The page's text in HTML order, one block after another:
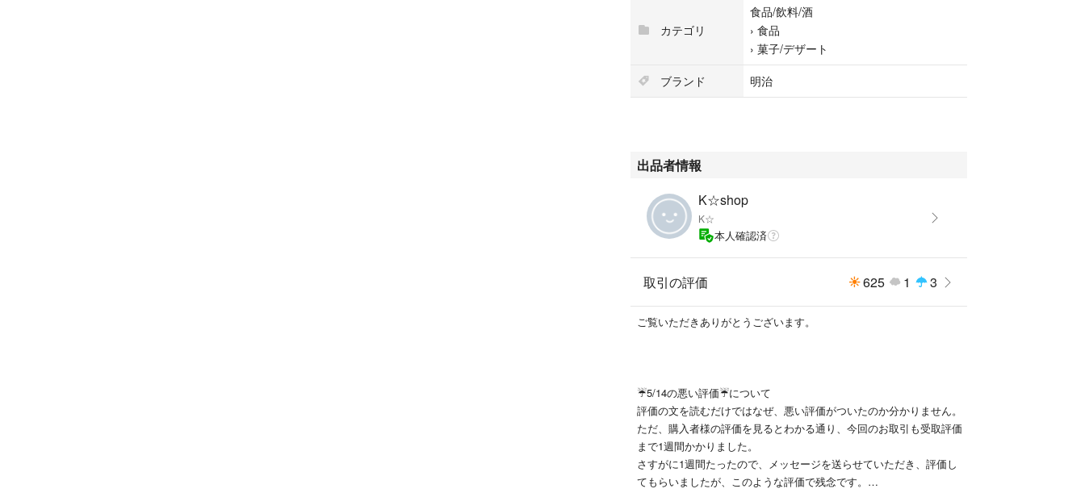
カテゴリ
食品/飲料/酒
› 食品
› 菓子/デザート
ブランド
明治
出品者情報
K☆shop
K☆
本人確認済
取引の評価 625 1 3
ご覧いただきありがとうございます。
☔5/14の悪い評価☔について
評価の文を読むだけではなぜ、悪い評価がついたのか分かりません。
ただ、購入者様の評価を見るとわかる通り、今回のお取引も受取評価
まで1週間かかりました。
さすがに1週間たったので、メッセージを送らせていただき、評価し
てもらいましたが、このような評価で残念です。